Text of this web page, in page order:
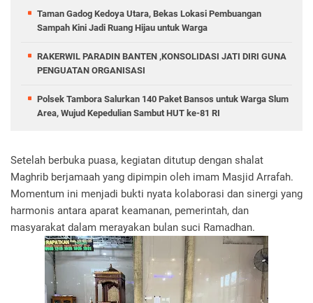
‎Taman Gadog Kedoya Utara, Bekas Lokasi Pembuangan
Sampah Kini Jadi Ruang Hijau untuk Warga
RAKERWIL PARADIN BANTEN ,KONSOLIDASI JATI DIRI GUNA
PENGUATAN ORGANISASI
Polsek Tambora Salurkan 140 Paket Bansos untuk Warga Slum
Area, Wujud Kepedulian Sambut HUT ke-81 RI
Setelah berbuka puasa, kegiatan ditutup dengan shalat
Maghrib berjamaah yang dipimpin oleh imam Masjid Arrafah.
Momentum ini menjadi bukti nyata kolaborasi dan sinergi yang
harmonis antara aparat keamanan, pemerintah, dan
masyarakat dalam merayakan bulan suci Ramadhan.